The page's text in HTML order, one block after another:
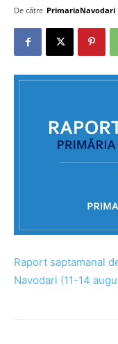
De către PrimariaNavodari
Raport saptamanal
Navodari (11-14